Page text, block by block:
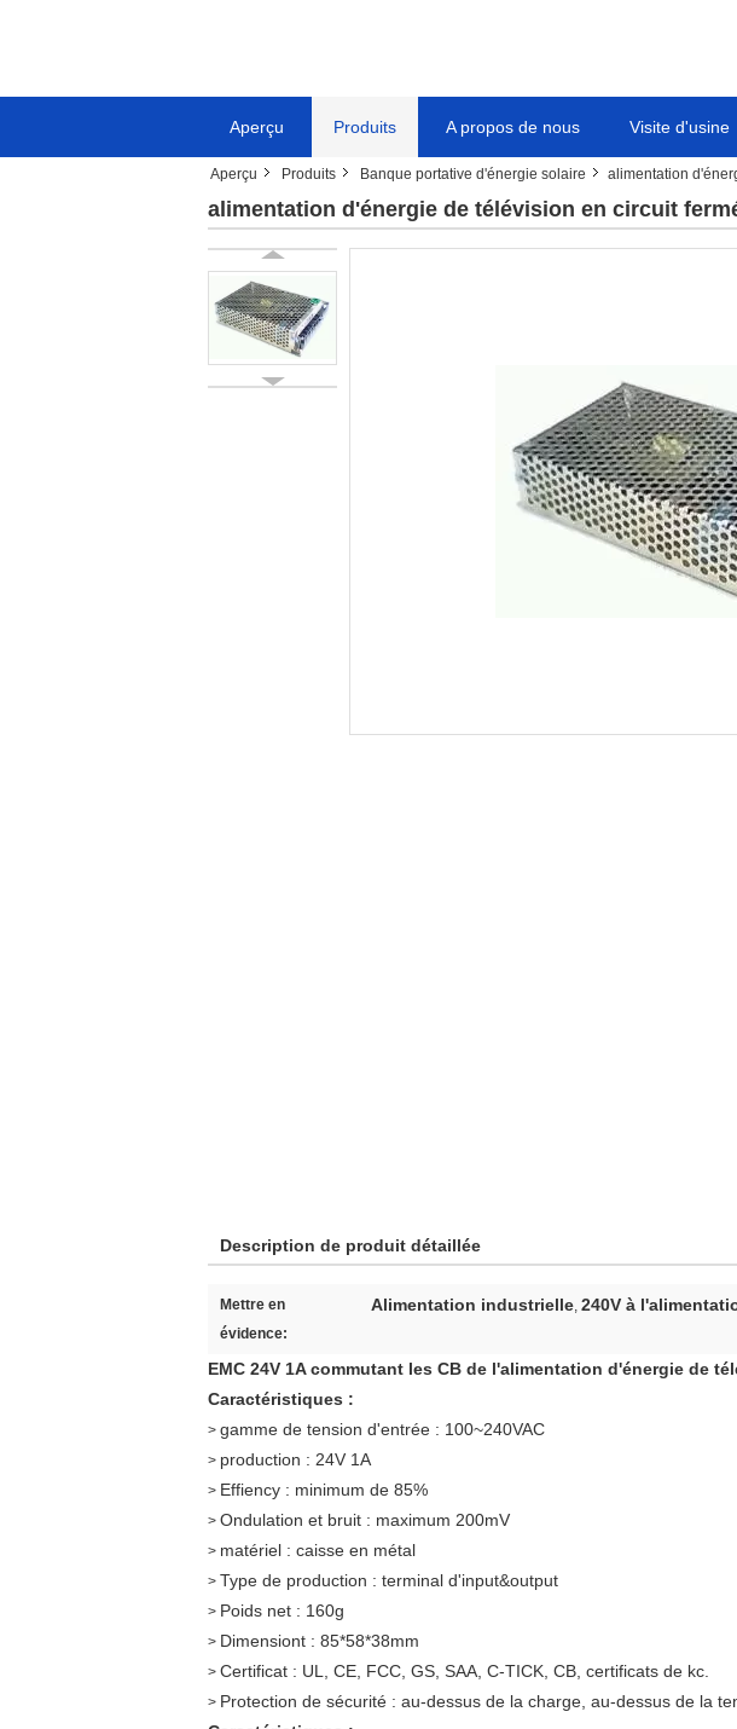
Aperçu Produits A propos de nous Visite d'usine
Aperçu Produits Banque portative d'énergie solaire alimentation
alimentation d'énergie de télévision en circuit
Description de produit détaillée
Mettre en
évidence:
Alimentation industrielle, 240V à
EMC 24V 1A commutant les CB de l'alimentation d'énergie de
Caractéristiques :
> gamme de tension d'entrée : 100~240VAC
> production : 24V 1A
> Effiency : minimum de 85%
> Ondulation et bruit : maximum 200mV
> matériel : caisse en métal
> Type de production : terminal d'input&output
> Poids net : 160g
> Dimensiont : 85*58*38mm
> Certificat : UL, CE, FCC, GS, SAA, C-TICK, CB, certificats de kc.
> Protection de sécurité : au-dessus de la charge, au-dessus de la